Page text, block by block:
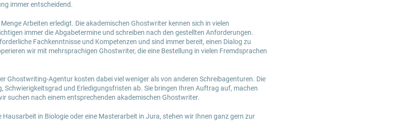
immer entscheidend.
Arbeiten erledigt. Die akademischen Ghostwriter kennen sich in vielen
immer die Abgabetermine und schreiben nach den gestellten Anforderungen.
Fachkenntnisse und Kompetenzen und sind immer bereit, einen Dialog zu
wir mit mehrsprachigen Ghostwriter, die eine Bestellung in vielen Fremdsprachen
Ghostwriting-Agentur kosten dabei viel weniger als von anderen Schreibagenturen. Die
Schwierigkeitsgrad und Erledigungsfristen ab. Sie bringen Ihren Auftrag auf, machen
suchen nach einem entsprechenden akademischen Ghostwriter.
Hausarbeit in Biologie oder eine Masterarbeit in Jura, stehen wir Ihnen ganz gern zur